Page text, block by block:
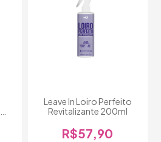
Leave In Loiro Perfeito
Revitalizante 200ml
R$57,90